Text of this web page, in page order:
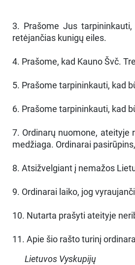
3. Prašome Jus
retėjančias kunigų eiles.
4. Prašome, kad Kauno Švč.
5. Prašome tarpininkauti, kad
6. Prašome tarpininkauti, kad
7. Ordinarų nuomone, ateityje
medžiaga. Ordinarai
8. Atsižvelgiant į nemažos
9. Ordinarai laiko, jog
10. Nutarta prašyti ateityje
11. Apie šio rašto turinį
Lietuvos Vyskupijų